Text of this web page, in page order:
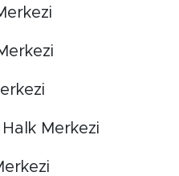
Merkezi